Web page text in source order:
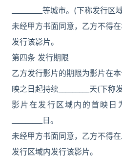
_________等城市。(下称发行区
未经甲方书面同意，乙方不得
发行该影片。
第四条 发行期限
乙方发行影片的期限为影片在
映之日起持续_________天(下称
影片在发行区域内的首映日为
_________日。
未经甲方书面同意，乙方不得
发行区域内发行该影片。